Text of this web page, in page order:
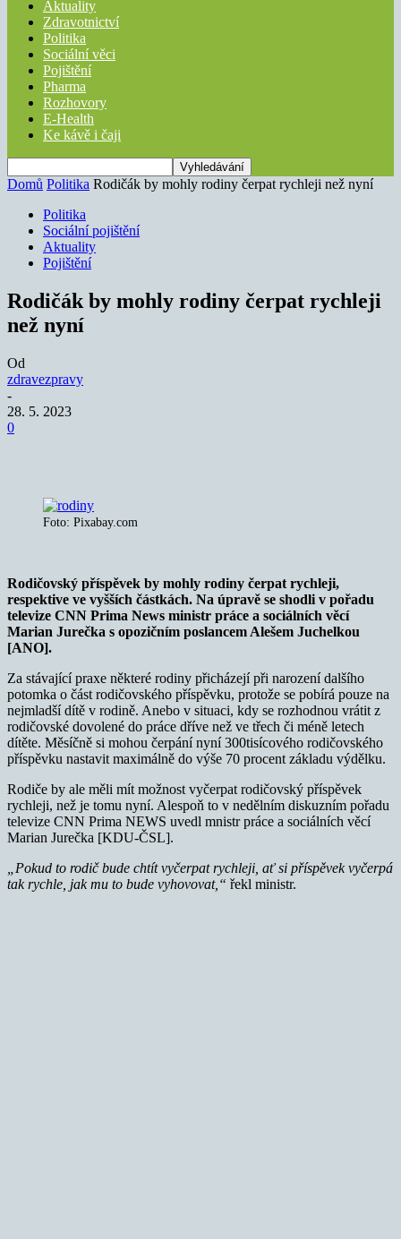
Aktuality
Zdravotnictví
Politika
Sociální věci
Pojištění
Pharma
Rozhovory
E-Health
Ke kávě i čaji
Domů Politika Rodičák by mohly rodiny čerpat rychleji než nyní
Politika
Sociální pojištění
Aktuality
Pojištění
Rodičák by mohly rodiny čerpat rychleji
než nyní
Od
zdravezpravy
-
28. 5. 2023
0
Foto: Pixabay.com
Rodičovský příspěvek by mohly rodiny čerpat rychleji,
respektive ve vyšších částkách. Na úpravě se shodli v pořadu
televize CNN Prima News ministr práce a sociálních věcí
Marian Jurečka s opozičním poslancem Alešem Juchelkou
[ANO].
Za stávající praxe některé rodiny přicházejí při narození dalšího
potomka o část rodičovského příspěvku, protože se pobírá pouze na
nejmladší dítě v rodině. Anebo v situaci, kdy se rozhodnou vrátit z
rodičovské dovolené do práce dříve než ve třech či méně letech
dítěte. Měsíčně si mohou čerpání nyní 300tisícového rodičovského
příspěvku nastavit maximálně do výše 70 procent základu výdělku.
Rodiče by ale měli mít možnost vyčerpat rodičovský příspěvek
rychleji, než je tomu nyní. Alespoň to v nedělním diskuzním pořadu
televize CNN Prima NEWS uvedl mnistr práce a sociálních věcí
Marian Jurečka [KDU-ČSL].
„Pokud to rodič bude chtít vyčerpat rychleji, ať si příspěvek vyčerpá
tak rychle, jak mu to bude vyhovovat,“ řekl ministr.